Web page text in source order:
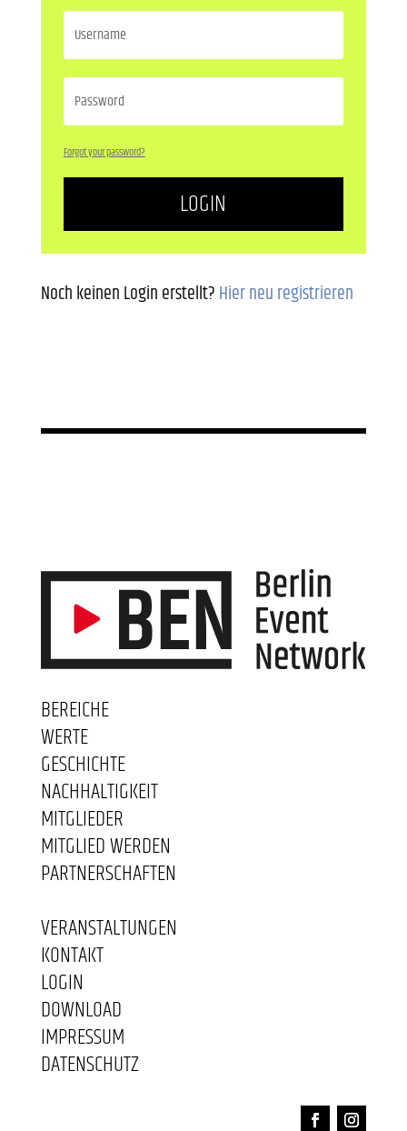
Forgot your password?
LOGIN
Noch keinen Login erstellt?Hier neu registrieren
BEREICHE
WERTE
GESCHICHTE
NACHHALTIGKEIT
MITGLIEDER
MITGLIED WERDEN
PARTNERSCHAFTEN
VERANSTALTUNGEN
KONTAKT
LOGIN
DOWNLOAD
IMPRESSUM
DATENSCHUTZ